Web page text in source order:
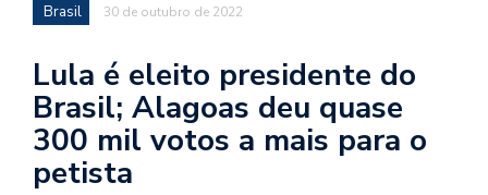
Brasil 30 de outubro de 2022
Lula é eleito presidente do
Brasil; Alagoas deu quase
300 mil votos a mais para o
petista